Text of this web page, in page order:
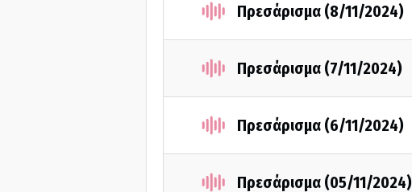
Πρεσάρισμα (8/11/2024)
Πρεσάρισμα (7/11/2024)
Πρεσάρισμα (6/11/2024)
Πρεσάρισμα (05/11/2024)